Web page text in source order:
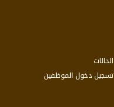
الحالات
تسجيل دخول الموظفين